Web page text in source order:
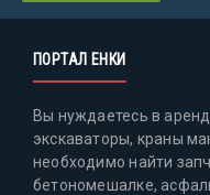
ПОРТАЛ ЕНКИ
Вы нуждаетесь в
экскаваторы, краны
необходимо найти
бетономешалке,